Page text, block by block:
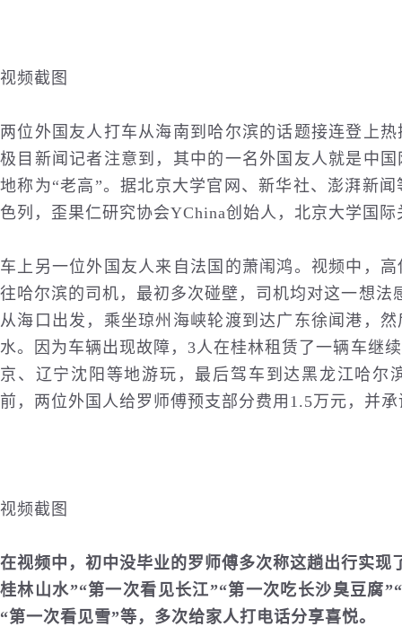
视频截图
两位外国友人打车从海南到哈尔滨的话题接连登上
极目新闻记者注意到，其中的一名外国友人就是中
地称为“老高”。据北京大学官网、新华社、澎湃新
色列，歪果仁研究协会YChina创始人，北京大学 国际
车上另一位外国友人来自法国的萧闱鸿。视频中，
往哈尔滨的司机，最初多次碰壁，司机均对这一想
从海口出发，乘坐琼州海峡轮渡到达广东徐闻港，
水。因为车辆出现故障，3人在桂林租赁了一辆车继
京、辽宁沈阳等地游玩，最后驾车到达黑龙江哈尔
前，两位外国人给罗师傅预支部分费用1.5万元，并
视频截图
在视频中，初中没毕业的罗师傅多次称这趟出行实现
桂林山水”“第一次看见长江”“第一次吃长沙臭豆腐
“第一次看见雪”等，多次给家人打电话分享喜悦。